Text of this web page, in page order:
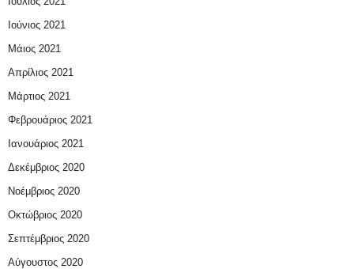
Ιούνιος 2021
Μάιος 2021
Απρίλιος 2021
Μάρτιος 2021
Φεβρουάριος 2021
Ιανουάριος 2021
Δεκέμβριος 2020
Νοέμβριος 2020
Οκτώβριος 2020
Σεπτέμβριος 2020
Αύγουστος 2020